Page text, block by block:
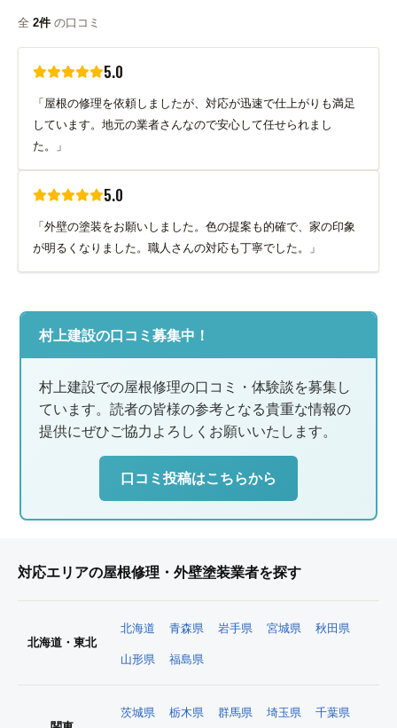
全 2件 の口コミ
5.0
「屋根の修理を依頼しましたが、対応が迅速で仕上がりも満足
しています。地元の業者さんなので安心して任せられまし
た。」
5.0
「外壁の塗装をお願いしました。色の提案も的確で、家の印象
が明るくなりました。職人さんの対応も丁寧でした。」
村上建設の口コミ募集中！
村上建設での屋根修理の口コミ・体験談を募集し
ています。読者の皆様の参考となる貴重な情報の
提供にぜひご協力よろしくお願いいたします。
口コミ投稿はこちらから
対応エリアの屋根修理・外壁塗装業者を探す
北海道・東北
北海道 青森県 岩手県 宮城県 秋田県
山形県 福島県
茨城県 栃木県 群馬県 埼玉県 千葉県